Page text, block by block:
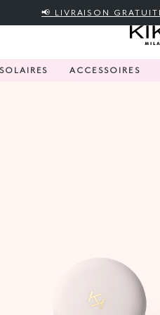
📢 LIVRAISON
SOLAIRES ACCESSOIRES